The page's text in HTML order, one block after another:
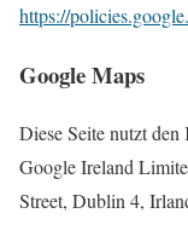
https://
Google Maps
Diese Seite nutzt
Google Ireland
Street, Dublin 4,